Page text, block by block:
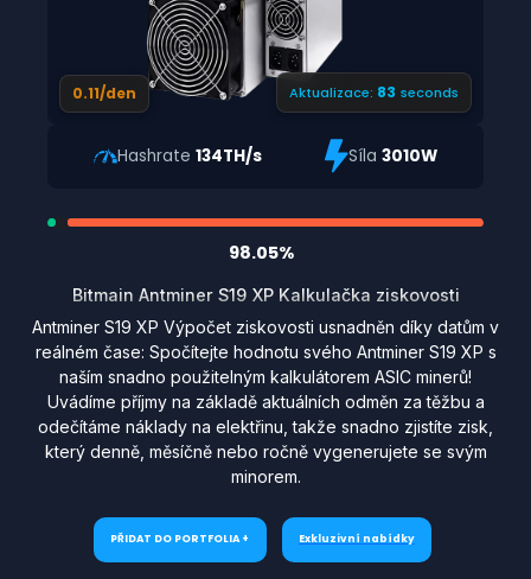
0.11/den Aktualizace: 82 seconds
Hashrate134TH/s Síla 3010W
98.05%
Bitmain Antminer S19 XP Kalkulačka ziskovosti
Antminer S19 XP Výpočet ziskovosti usnadněn díky datům v
reálném čase: Spočítejte hodnotu svého Antminer S19 XP s
naším snadno použitelným kalkulátorem ASIC minerů!
Uvádíme příjmy na základě aktuálních odměn za těžbu a
odečítáme náklady na elektřinu, takže snadno zjistíte zisk,
který denně, měsíčně nebo ročně vygenerujete se svým
minorem.
PŘIDAT DO PORTFOLIA + Exkluzivní nabídky